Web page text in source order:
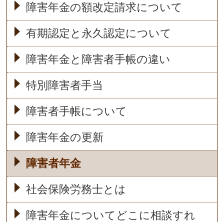
障害年金の額改定請求について
有期認定と永久認定について
障害年金と障害者手帳の違い
特別障害者手当
障害者手帳について
障害年金の更新
障害者年金
社会保険労務士とは
障害年金についてどこに相談すれ